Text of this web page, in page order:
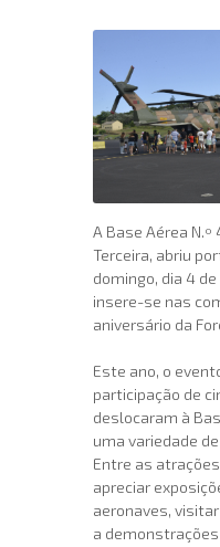
A Base Aérea N.º
Terceira, abriu
domingo, dia 4
insere-se nas
aniversário da
Este ano, o
participação de
deslocaram à
uma variedade
Entre as
apreciar
aeronaves,
a